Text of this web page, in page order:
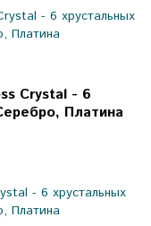
Crystal - 6
Платина